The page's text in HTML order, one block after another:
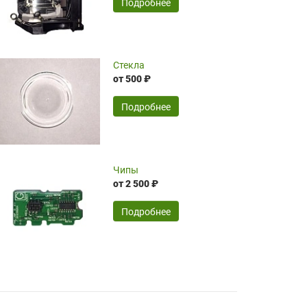
оптимизированной стоимости, чему
чрезмерно благодарны!)))
24.04.2026
широкий ассортимент ламп, как оригиналов,
так и аналогов.Быстрое оформление и
передача в доставку, приемлемые цены. Мне
понравилось.
Читать полностью
16.04.2026
Подробнее
Стекла
от 500 ₽
Подробнее
Чипы
от 2 500 ₽
Подробнее